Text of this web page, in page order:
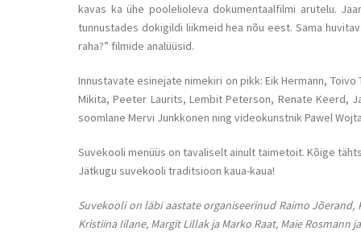
kavas ka ühe poolelioleva dokumentaalfilmi arutelu.
tunnustades dokigildi liikmeid hea nõu eest. Sama
raha?” filmide analüüsid.
Innustavate esinejate nimekiri on pikk: Eik Hermann, Toivo
Mikita, Peeter Laurits, Lembit Peterson, Renate Keerd,
soomlane Mervi Junkkonen ning videokunstnik Pawel
Suvekooli menüüs on tavaliselt ainult taimetoit. Kõige
Jätkugu suvekooli traditsioon kaua-kaua!
Suvekooli on läbi aastate organiseerinud Raimo Jõerand,
Kristiina Iilane, Margit Lillak ja Marko Raat, Maie Rosmann